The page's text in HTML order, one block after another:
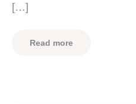
[…]
Read more